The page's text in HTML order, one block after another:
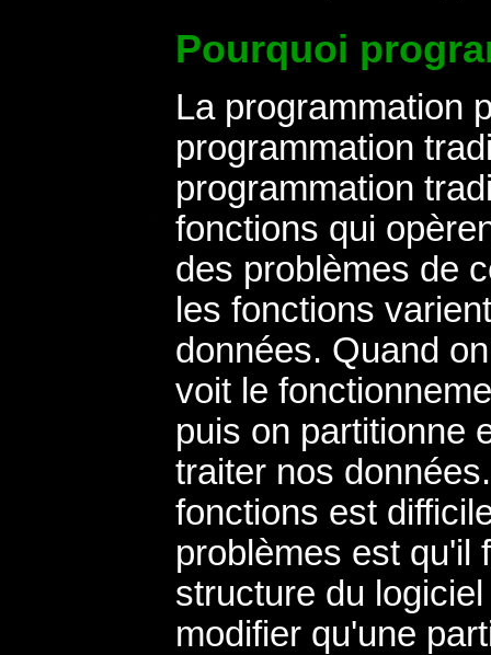
Pourquoi
La programmation
programmation
programmation
fonctions qui
des problèmes de
les fonctions
données. Quand
voit le
puis on partitionne
traiter nos
fonctions est
problèmes est qu'il
structure du
modifier qu'une